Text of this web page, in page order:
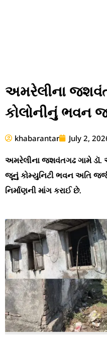
અમરેલીના
કોલોનીનું ભવન
khabarantar July 2,
અમરેલીના જશવંતગઢ ગામે ડૉ.
જૂનું કોમ્યુનિટી ભવન અતિ
નિર્માણની માંગ કરાઈ છે.